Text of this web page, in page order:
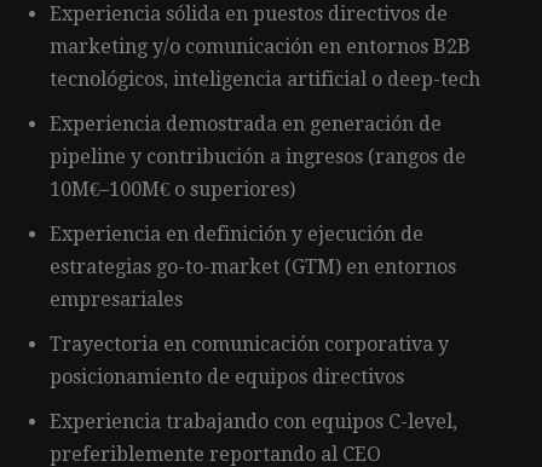
Experiencia sólida en puestos directivos de
marketing y/o comunicación en entornos B2B
tecnológicos, inteligencia artificial o deep-tech
Experiencia demostrada en generación de
pipeline y contribución a ingresos (rangos de
10M€–100M€ o superiores)
Experiencia en definición y ejecución de
estrategias go-to-market (GTM) en entornos
empresariales
Trayectoria en comunicación corporativa y
posicionamiento de equipos directivos
Experiencia trabajando con equipos C-level,
preferiblemente reportando al CEO